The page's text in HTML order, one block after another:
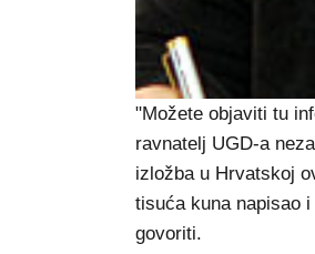
"Možete objaviti tu
ravnatelj UGD-a
izložba u Hrvatskoj
tisuća kuna napisao
govoriti.